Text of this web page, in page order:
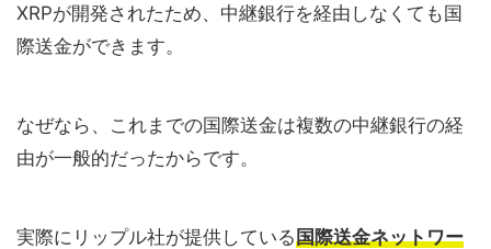
XRPが開発されたため、中継銀行を経由しなくても国
際送金ができます。
なぜなら、これまでの国際送金は複数の中継銀行の経
由が一般的だったからです。
実際にリップル社が提供している国際送金ネットワー